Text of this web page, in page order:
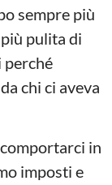
sempre più
pulita di
perché
chi ci aveva
in
imposti e